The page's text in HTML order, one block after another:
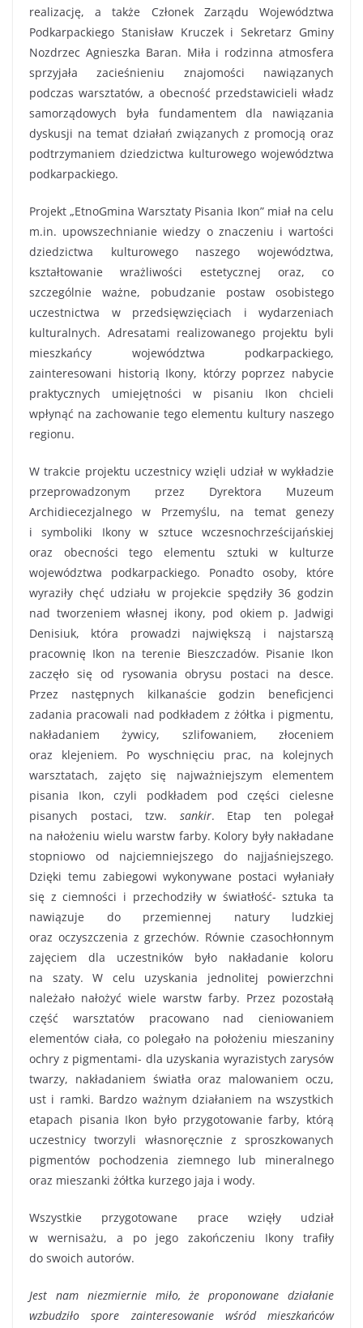
realizację, a także Członek Zarządu Województwa
Podkarpackiego Stanisław Kruczek i Sekretarz Gminy
Nozdrzec Agnieszka Baran. Miła i rodzinna atmosfera
sprzyjała zacieśnieniu znajomości nawiązanych
podczas warsztatów, a obecność przedstawicieli władz
samorządowych była fundamentem dla nawiązania
dyskusji na temat działań związanych z promocją oraz
podtrzymaniem dziedzictwa kulturowego województwa
podkarpackiego.
Projekt „EtnoGmina Warsztaty Pisania Ikon” miał na celu
m.in. upowszechnianie wiedzy o znaczeniu i wartości
dziedzictwa kulturowego naszego województwa,
kształtowanie wrażliwości estetycznej oraz, co
szczególnie ważne, pobudzanie postaw osobistego
uczestnictwa w przedsięwzięciach i wydarzeniach
kulturalnych. Adresatami realizowanego projektu byli
mieszkańcy województwa podkarpackiego,
zainteresowani historią Ikony, którzy poprzez nabycie
praktycznych umiejętności w pisaniu Ikon chcieli
wpłynąć na zachowanie tego elementu kultury naszego
regionu.
W trakcie projektu uczestnicy wzięli udział w wykładzie
przeprowadzonym przez Dyrektora Muzeum
Archidiecezjalnego w Przemyślu, na temat genezy
i symboliki Ikony w sztuce wczesnochrześcijańskiej
oraz obecności tego elementu sztuki w kulturze
województwa podkarpackiego. Ponadto osoby, które
wyraziły chęć udziału w projekcie spędziły 36 godzin
nad tworzeniem własnej ikony, pod okiem p. Jadwigi
Denisiuk, która prowadzi największą i najstarszą
pracownię Ikon na terenie Bieszczadów. Pisanie Ikon
zaczęło się od rysowania obrysu postaci na desce.
Przez następnych kilkanaście godzin beneficjenci
zadania pracowali nad podkładem z żółtka i pigmentu,
nakładaniem żywicy, szlifowaniem, złoceniem
oraz klejeniem. Po wyschnięciu prac, na kolejnych
warsztatach, zajęto się najważniejszym elementem
pisania Ikon, czyli podkładem pod części cielesne
pisanych postaci, tzw. sankir. Etap ten polegał
na nałożeniu wielu warstw farby. Kolory były nakładane
stopniowo od najciemniejszego do najjaśniejszego.
Dzięki temu zabiegowi wykonywane postaci wyłaniały
się z ciemności i przechodziły w światłość- sztuka ta
nawiązuje do przemiennej natury ludzkiej
oraz oczyszczenia z grzechów. Równie czasochłonnym
zajęciem dla uczestników było nakładanie koloru
na szaty. W celu uzyskania jednolitej powierzchni
należało nałożyć wiele warstw farby. Przez pozostałą
część warsztatów pracowano nad cieniowaniem
elementów ciała, co polegało na położeniu mieszaniny
ochry z pigmentami- dla uzyskania wyrazistych zarysów
twarzy, nakładaniem światła oraz malowaniem oczu,
ust i ramki. Bardzo ważnym działaniem na wszystkich
etapach pisania Ikon było przygotowanie farby, którą
uczestnicy tworzyli własnoręcznie z sproszkowanych
pigmentów pochodzenia ziemnego lub mineralnego
oraz mieszanki żółtka kurzego jaja i wody.
Wszystkie przygotowane prace wzięły udział
w wernisażu, a po jego zakończeniu Ikony trafiły
do swoich autorów.
Jest nam niezmiernie miło, że proponowane działanie
wzbudziło spore zainteresowanie wśród mieszkańców